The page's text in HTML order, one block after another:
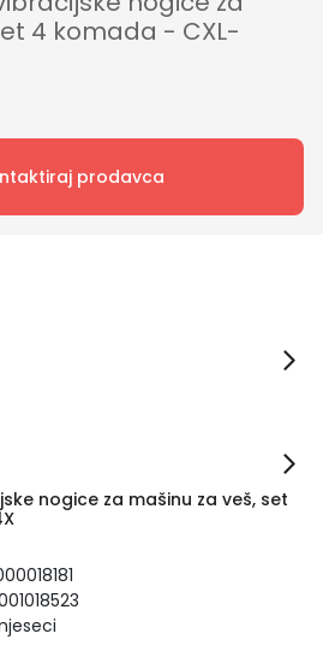
4 komada - CXL-
prodavca
nogice za mašinu za veš, set